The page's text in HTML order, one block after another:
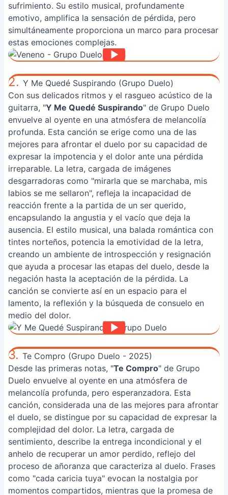
sufrimiento. Su estilo musical, profundamente
emotivo, amplifica la sensación de pérdida, pero
simultáneamente proporciona un marco para procesar
estas emociones complejas.
2. Y Me Quedé Suspirando (Grupo Duelo)
Con sus delicados ritmos y el rasgueo acústico de la
guitarra, "Y Me Quedé Suspirando" de Grupo Duelo
envuelve al oyente en una atmósfera de melancolía
profunda. Esta canción se erige como una de las
mejores para afrontar el duelo por su capacidad de
expresar la impotencia y el dolor ante una pérdida
irreparable. La letra, cargada de imágenes
desgarradoras como "mirarla que se marchaba, mis
labios se me sellaron", refleja la incapacidad de
reacción frente a la partida de un ser querido,
encapsulando la angustia y el vacío que deja la
ausencia. El estilo musical, una balada romántica con
tintes norteños, potencia la emotividad de la letra,
creando un ambiente de introspección y resignación
que ayuda a procesar las etapas del duelo, desde la
negación hasta la aceptación de la pérdida. La
canción se convierte así en un espacio para el
lamento, la reflexión y la búsqueda de consuelo en
medio del dolor.
3. Te Compro (Grupo Duelo - 2025)
Desde las primeras notas, "Te Compro" de Grupo
Duelo envuelve al oyente en una atmósfera de
melancolía profunda, pero esperanzadora. Esta
canción, considerada una de las mejores para afrontar
el duelo, se distingue por su capacidad de expresar la
complejidad del dolor. La letra, cargada de
sentimiento, describe la entrega incondicional y el
anhelo de recuperar un amor perdido, reflejo del
proceso de añoranza que caracteriza al duelo. Frases
como "cada caricia tuya" evocan la nostalgia por
momentos compartidos, mientras que la promesa de